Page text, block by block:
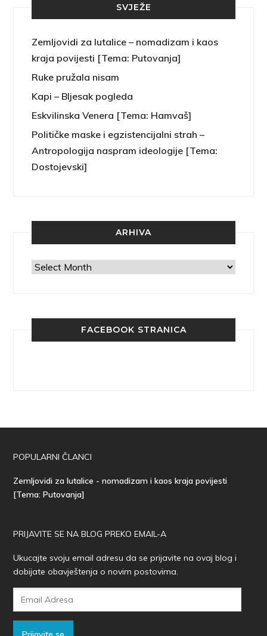
SVJEŽE
Zemljovidi za lutalice – nomadizam i kaos
kraja povijesti [Tema: Putovanja]
Ruke pružala nisam
Kapi – Bljesak pogleda
Eskvilinska Venera [Tema: Hamvaš]
Političke maske i egzistencijalni strah –
Antropologija naspram ideologije [Tema:
Dostojevski]
ARHIVA
Arhiva
FACEBOOK STRANICA
POPULARNI ČLANCI
Zemljovidi za lutalice - nomadizam i kaos kraja povijesti
[Tema: Putovanja]
PRIJAVITE SE NA BLOG PREKO EMAIL-A
Ukucajte svoju email adresu da se prijavite na ovaj blog i
dobijate obavještenja o novim postovima.